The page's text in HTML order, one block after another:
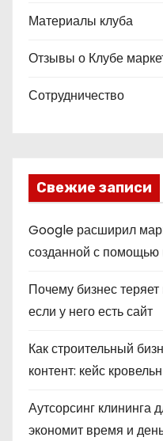
Материалы клуба
Отзывы о Клубе
Сотрудничество
Свежие записи
Google расширил
созданной с помощью
Почему бизнес
если у него есть сайт
Как строительный
контент: кейс
Аутсорсинг клининга
экономит время и